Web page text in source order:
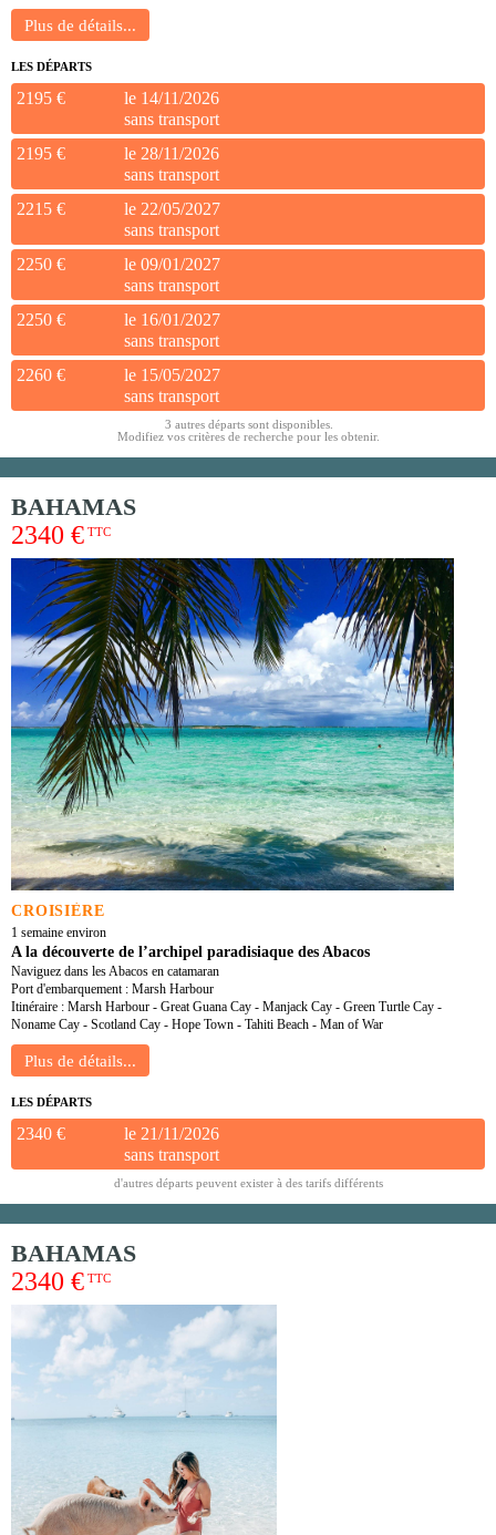
LES DÉPARTS
2195 €
le 14/11/2026
sans transport
2195 €
le 28/11/2026
sans transport
2215 €
le 22/05/2027
sans transport
2250 €
le 09/01/2027
sans transport
2250 €
le 16/01/2027
sans transport
2260 €
le 15/05/2027
sans transport
3 autres départs sont disponibles.
Modifiez vos critères de recherche pour les obtenir.
BAHAMAS
2340 € TTC
CROISIÈRE
1 semaine environ
A la découverte de l’archipel paradisiaque des Abacos
Naviguez dans les Abacos en catamaran
Port d'embarquement : Marsh Harbour
Itinéraire : Marsh Harbour - Great Guana Cay - Manjack Cay - Green Turtle Cay -
Noname Cay - Scotland Cay - Hope Town - Tahiti Beach - Man of War
LES DÉPARTS
2340 €
le 21/11/2026
sans transport
d'autres départs peuvent exister à des tarifs différents
BAHAMAS
2340 € TTC